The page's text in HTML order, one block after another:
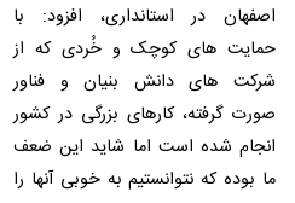
اصفهان در استانداری، افزود: با
حمایت های کوچک و خُردی که از
شرکت های دانش بنیان و فناور
صورت گرفته، کارهای بزرگی در کشور
انجام شده است اما شاید این ضعف
ما بوده که نتوانستیم به خوبی آنها را